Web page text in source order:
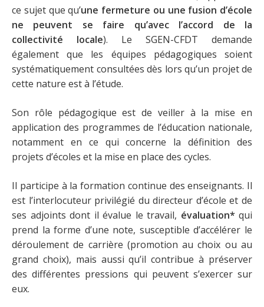
ce sujet que qu’une fermeture ou une fusion d’école
ne peuvent se faire qu’avec l’accord de la
collectivité locale). Le SGEN-CFDT demande
également que les équipes pédagogiques soient
systématiquement consultées dès lors qu’un projet de
cette nature est à l’étude.
Son rôle pédagogique est de veiller à la mise en
application des programmes de l’éducation nationale,
notamment en ce qui concerne la définition des
projets d’écoles et la mise en place des cycles.
Il participe à la formation continue des enseignants. Il
est l’interlocuteur privilégié du directeur d’école et de
ses adjoints dont il évalue le travail, évaluation* qui
prend la forme d’une note, susceptible d’accélérer le
déroulement de carrière (promotion au choix ou au
grand choix), mais aussi qu’il contribue à préserver
des différentes pressions qui peuvent s’exercer sur
eux.